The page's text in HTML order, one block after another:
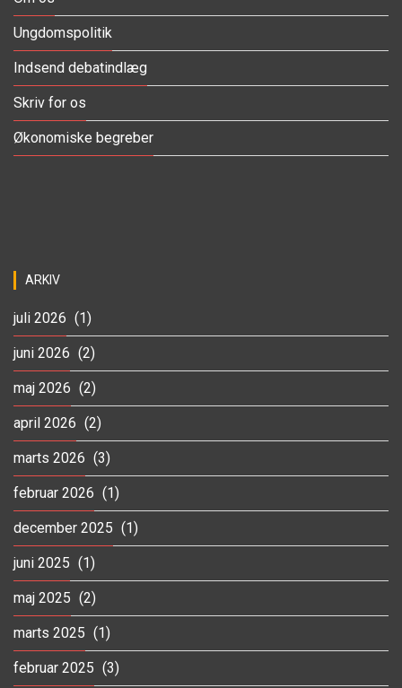
Ungdomspolitik
Indsend debatindlæg
Skriv for os
Økonomiske begreber
ARKIV
juli 2026 (1)
juni 2026 (2)
maj 2026 (2)
april 2026 (2)
marts 2026 (3)
februar 2026 (1)
december 2025 (1)
juni 2025 (1)
maj 2025 (2)
marts 2025 (1)
februar 2025 (3)